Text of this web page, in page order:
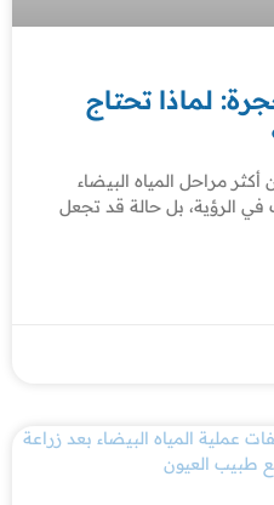
لماذا تحتاج
أكثر مراحل المياه البيضاء
الرؤية، بل حالة قد تجعل